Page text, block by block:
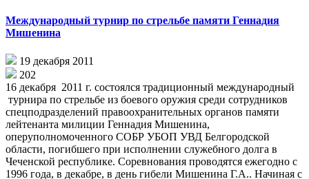
Международный турнир по стрельбе памяти Геннадия
Мишенина
19 декабря 2011
202
16 декабря 2011 г. состоялся традиционный международный
турнира по стрельбе из боевого оружия среди сотрудников
спецподразделений правоохранительных органов памяти
лейтенанта милиции Геннадия Мишенина,
оперуполномоченного СОБР УБОП УВД Белгородской
области, погибшего при исполнении служебного долга в
Чеченской республике. Соревнования проводятся ежегодно с
1996 года, в декабре, в день гибели Мишенина Г.А.. Начиная с